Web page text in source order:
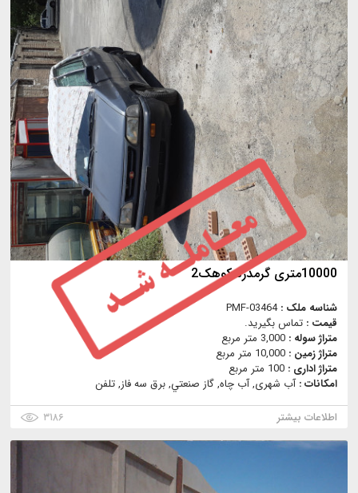
10000متری گرمدره کوهک2
شناسه ملک :PMF-03464
قیمت : تماس بگیرید.
متراژ سوله : 3,000 متر مربع
متراژ زمین : 10,000 متر مربع
متراژ اداری : 100 متر مربع
امکانات :آب شهری, آب چاه, گاز صنعتي, برق سه فاز, تلفن
اطلاعات بیشتر
۳۱۸۶